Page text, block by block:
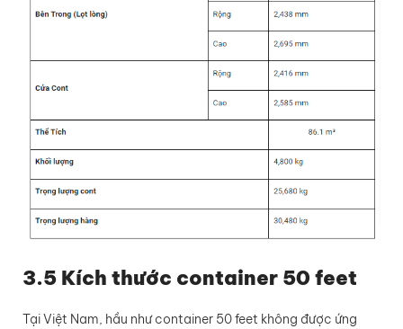
3.5 Kích thước container 50 feet
Tại Việt Nam, hầu như container 50 feet không được ứng